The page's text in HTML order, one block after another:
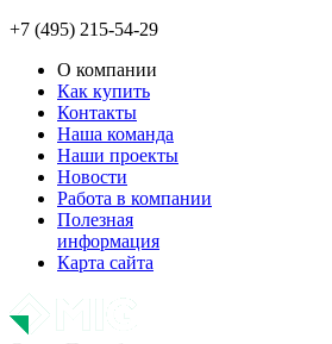
+7 (495) 215-54-29
О компании
Как купить
Контакты
Наша команда
Наши проекты
Новости
Работа в компании
Полезная
информация
Карта сайта